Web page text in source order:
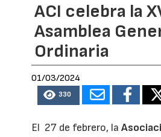
ACI celebra la
Asamblea
Ordinaria
01/03/2024
330
El 27 de febrero, la